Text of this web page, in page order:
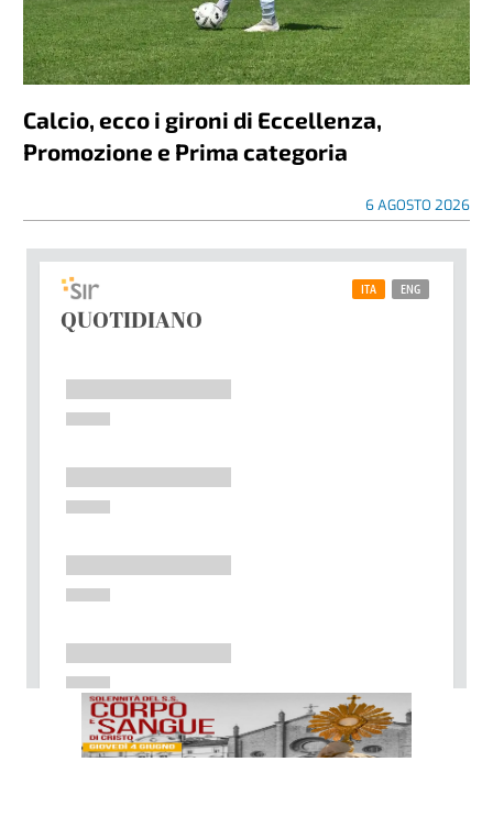
Calcio, ecco i gironi di Eccellenza,
Promozione e Prima categoria
6 AGOSTO 2026